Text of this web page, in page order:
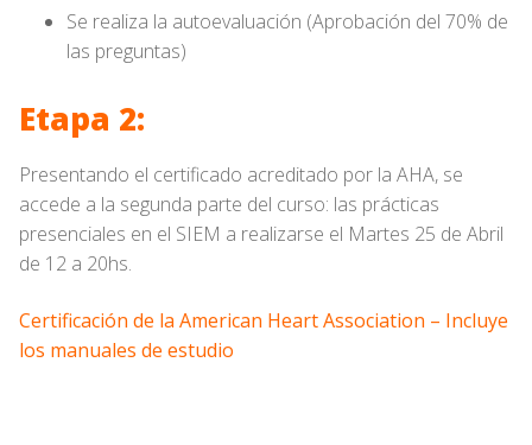
Se realiza la autoevaluación (Aprobación del 70% de
las preguntas)
Etapa 2:
Presentando el certificado acreditado por la AHA, se
accede a la segunda parte del curso: las prácticas
presenciales en el SIEM a realizarse el Martes 25 de Abril
de 12 a 20hs.
Certificación de la American Heart Association – Incluye
los manuales de estudio